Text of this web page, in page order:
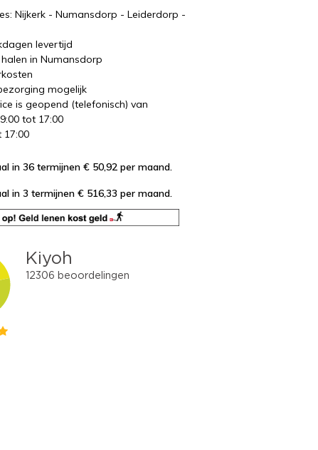
Nijkerk - Numansdorp - Leiderdorp -
levertijd
in Numansdorp
mogelijk
is geopend (telefonisch) van
tot 17:00
17:00
in 36 termijnen € 50,92 per maand.
in 3 termijnen € 516,33 per maand.